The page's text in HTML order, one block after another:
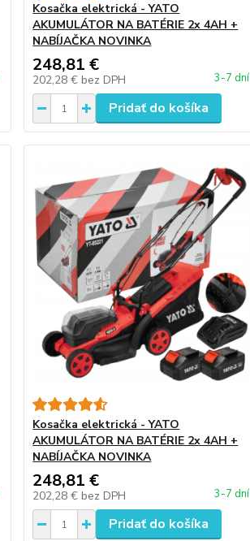
Kosačka elektrická - YATO
AKUMULÁTOR NA BATÉRIE 2x 4AH +
NABÍJAČKA NOVINKA
248,81 €
202,28 € bez DPH 3-7 dní
Pridať do košíka
Kosačka elektrická - YATO
AKUMULÁTOR NA BATÉRIE 2x 4AH +
NABÍJAČKA NOVINKA
248,81 €
202,28 € bez DPH 3-7 dní
Pridať do košíka